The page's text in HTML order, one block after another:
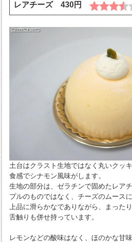
レアチーズ 430円
土台はクラスト生地ではなく丸いクッ
食感でシナモン風味がします。
生地の部分は、ゼラチンで固めたレア
プルのものではなく、チーズのムース
上品に滑らかなでありながら、まった
舌触りも併せ持っています。
レモンなどの酸味はなく、ほのかな甘